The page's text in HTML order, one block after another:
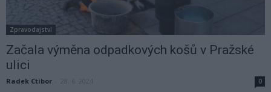
Zpravodajství
Začala výměna odpadkových košů v Pražské
ulici
Radek Ctibor 0